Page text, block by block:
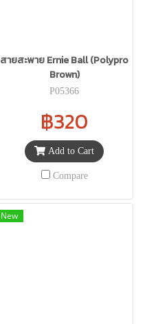
สายสะพาย Ernie Ball (Polypro
Brown)
P05366
฿320
Add to Cart
Compare
New